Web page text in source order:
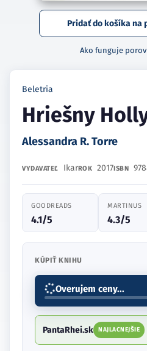
Pridať do košíka na
Ako funguje
Beletria
Hriešny
Alessandra R. Torre
VYDAVATEĽ IkarROK 2017ISBN
GOODREADS
4.1/5
MARTINUS
4.3/5
KÚPIŤ KNIHU
Overujem ceny...
PantaRhei.sk NAJLACNEJŠIE